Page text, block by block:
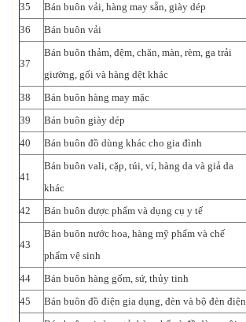
35
Bán buôn vải, hàng may sẵn, giày dép
36
Bán buôn vải
37
Bán buôn thảm, đệm, chăn, màn, rèm, ga trải
giường, gối và hàng dệt khác
38 Bán buôn hàng may mặc
39
Bán buôn giày dép
40
Bán buôn đồ dùng khác cho gia đình
41
Bán buôn vali, cặp, túi, ví, hàng da và giả da
khác
42 Bán buôn dược phẩm và dụng cụ y tế
43
Bán buôn nước hoa, hàng mỹ phẩm và chế
phẩm vệ sinh
44 Bán buôn hàng gốm, sứ, thủy tinh
45
Bán buôn đồ điện gia dụng, đèn và bộ đèn điện